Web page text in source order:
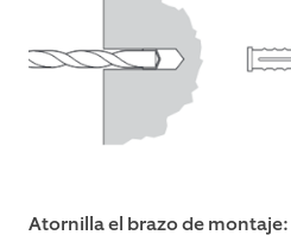
Atornilla el brazo de montaje: